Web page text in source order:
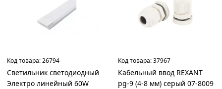
Сухие
Товаров
по
акции:
46
Код товара:26794
Светильник светодиодный
Электро линейный 60W
Код товара:37967
Кабельный ввод REXANT
pg-9 (4-8 мм) серый 07-8009